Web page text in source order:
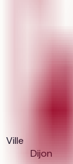
Ville
Dijon